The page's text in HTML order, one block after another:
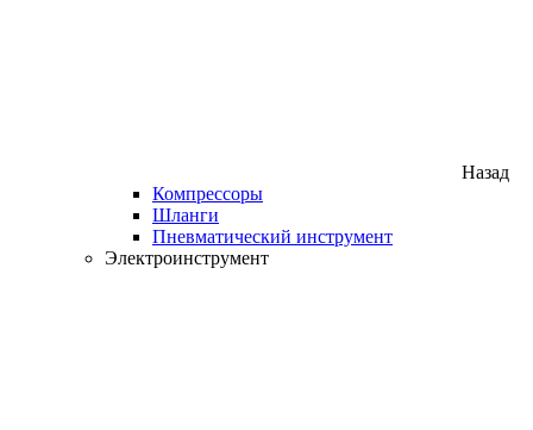
Назад
Компрессоры
Шланги
Пневматический инструмент
Электроинструмент